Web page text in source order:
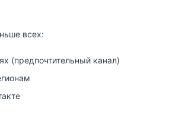
всех:
(предпочтительный канал)